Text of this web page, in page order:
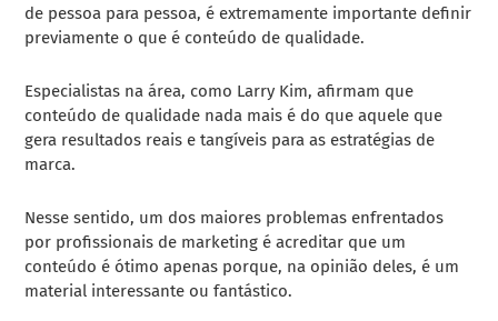
de pessoa para pessoa, é extremamente importante definir
previamente o que é conteúdo de qualidade.
Especialistas na área, como Larry Kim, afirmam que
conteúdo de qualidade nada mais é do que aquele que
gera resultados reais e tangíveis para as estratégias de
marca.
Nesse sentido, um dos maiores problemas enfrentados
por profissionais de marketing é acreditar que um
conteúdo é ótimo apenas porque, na opinião deles, é um
material interessante ou fantástico.